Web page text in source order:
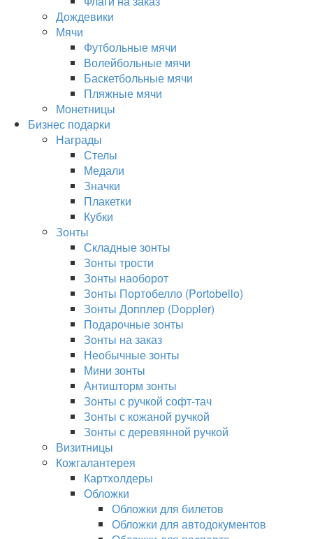
Дождевики
Мячи
Футбольные мячи
Волейбольные мячи
Баскетбольные мячи
Пляжные мячи
Монетницы
Бизнес подарки
Награды
Стелы
Медали
Значки
Плакетки
Кубки
Зонты
Складные зонты
Зонты трости
Зонты наоборот
Зонты Портобелло (Portobello)
Зонты Допплер (Doppler)
Подарочные зонты
Зонты на заказ
Необычные зонты
Мини зонты
Антишторм зонты
Зонты с ручкой софт-тач
Зонты с кожаной ручкой
Зонты с деревянной ручкой
Визитницы
Кожгалантерея
Картхолдеры
Обложки
Обложки для билетов
Обложки для автодокументов